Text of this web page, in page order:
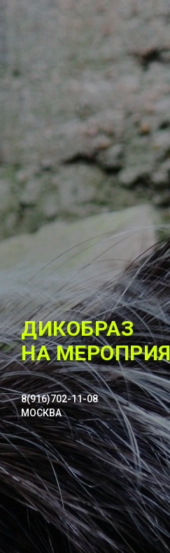
ДИКОБРАЗ
НА
8(916)702-11-08
МОСКВА